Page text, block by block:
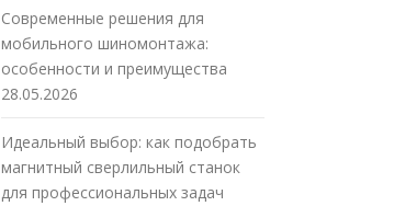
Современные решения для
мобильного шиномонтажа:
особенности и преимущества
28.05.2026
Идеальный выбор: как подобрать
магнитный сверлильный станок
для профессиональных задач